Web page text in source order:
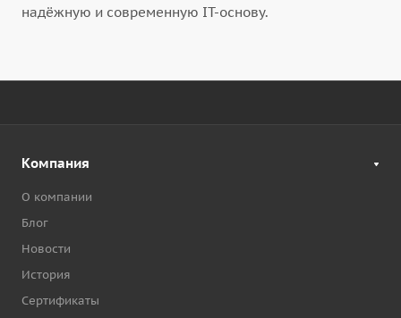
надёжную и современную IT-основу.
Компания
О компании
Блог
Новости
История
Сертификаты